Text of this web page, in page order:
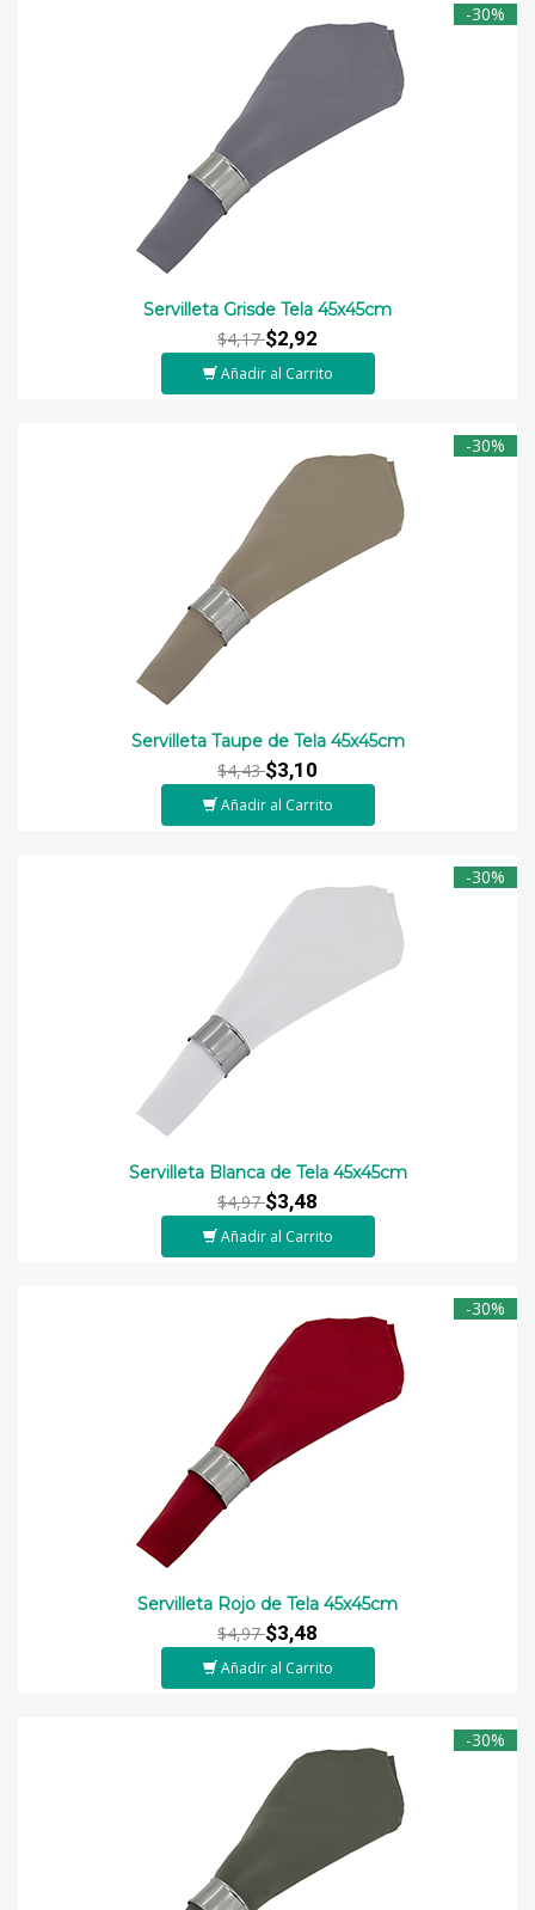
-30%
Servilleta Grisde Tela 45x45cm
$4,17$2,92
Añadir al Carrito
-30%
Servilleta Taupe de Tela 45x45cm
$4,43$3,10
Añadir al Carrito
-30%
Servilleta Blanca de Tela 45x45cm
$4,97$3,48
Añadir al Carrito
-30%
Servilleta Rojo de Tela 45x45cm
$4,97$3,48
Añadir al Carrito
-30%